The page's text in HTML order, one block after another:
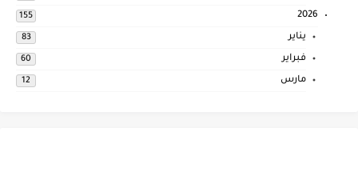
2026
155
يناير 83
فبراير 60
مارس 12